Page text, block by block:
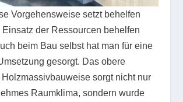
Vorgehensweise setzt behelfen
der Ressourcen behelfen
beim Bau selbst hat man für eine
gesorgt. Das obere
sorgt nicht nur
Raumklima, sondern wurde